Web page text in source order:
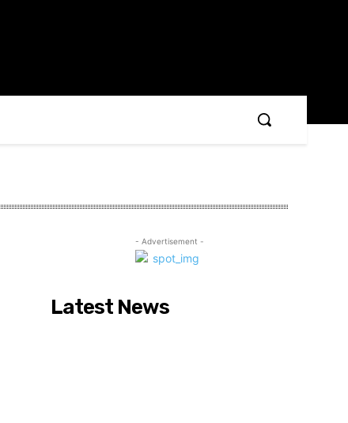
- Advertisement -
Latest News